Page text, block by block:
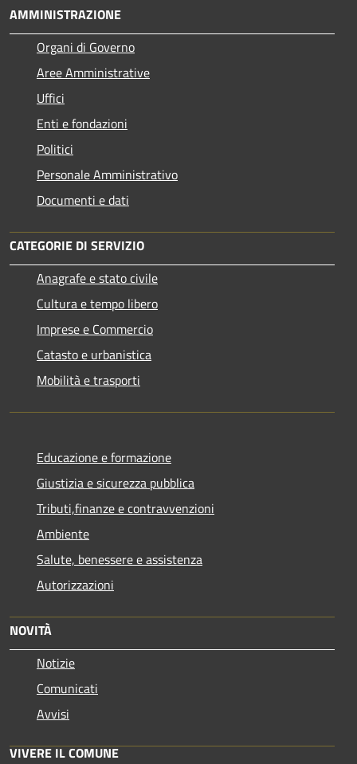
AMMINISTRAZIONE
Organi di Governo
Aree Amministrative
Uffici
Enti e fondazioni
Politici
Personale Amministrativo
Documenti e dati
CATEGORIE DI SERVIZIO
Anagrafe e stato civile
Cultura e tempo libero
Imprese e Commercio
Catasto e urbanistica
Mobilità e trasporti
Educazione e formazione
Giustizia e sicurezza pubblica
Tributi,finanze e contravvenzioni
Ambiente
Salute, benessere e assistenza
Autorizzazioni
NOVITÀ
Notizie
Comunicati
Avvisi
VIVERE IL COMUNE